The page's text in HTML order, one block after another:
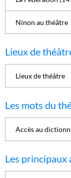
Ninon au théâtre
Lieux de
Lieux de théâtre
Les mots du
Accès au
Les principaux